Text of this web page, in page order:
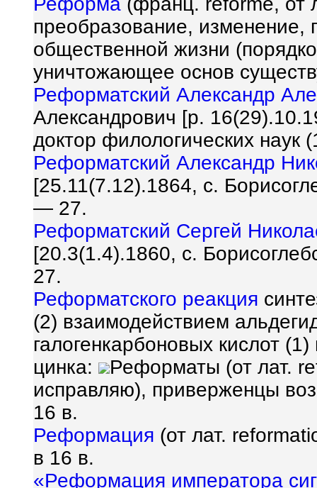
преобразование, изменение,
общественной жизни
уничтожающее основ
Реформатский Александр
Александрович [р.
доктор филологических наук
Реформатский Александр
[25.11(7.12).1864, с.
— 27.
Реформатский Сергей
[20.3(1.4).1860, с.
27.
Реформатского реакция
(2) взаимодействием
галогенкарбоновых кислот
цинка:
Реформаты (от лат.
исправляю), приверженцы
16 в.
Реформация (от лат.
в 16 в.
«Реформация императора